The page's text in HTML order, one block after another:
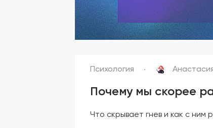
Психология
Почему мы скорее
Что скрывает гнев и как с ним